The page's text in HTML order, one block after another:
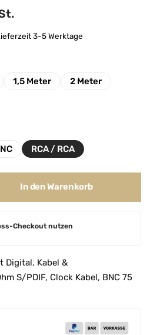
3-5 Werktage
1,5 Meter
2 Meter
RCA / RCA
In den Warenkorb
Checkout nutzen
Digital, Kabel &
S/PDIF, Clock Kabel, BNC 75